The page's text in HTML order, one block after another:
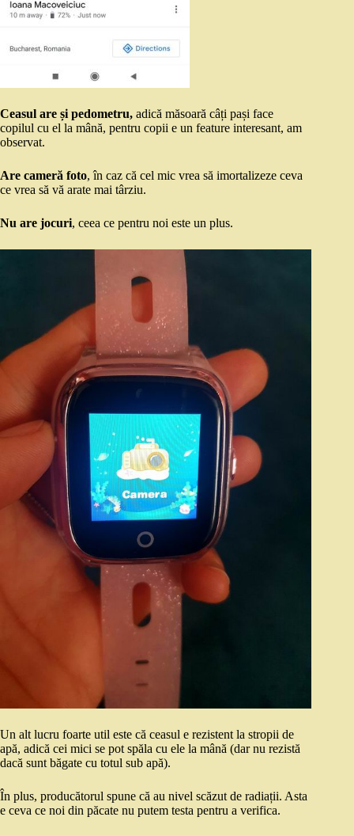
Ceasul are și pedometru, adică măsoară câți pași face
copilul cu el la mână, pentru copii e un feature interesant, am
observat.
Are cameră foto, în caz că cel mic vrea să imortalizeze ceva
ce vrea să vă arate mai târziu.
Nu are jocuri, ceea ce pentru noi este un plus.
Un alt lucru foarte util este că ceasul e rezistent la stropii de
apă, adică cei mici se pot spăla cu ele la mână (dar nu rezistă
dacă sunt băgate cu totul sub apă).
În plus, producătorul spune că au nivel scăzut de radiații. Asta
e ceva ce noi din păcate nu putem testa pentru a verifica.